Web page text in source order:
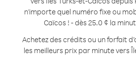
n'importe quel numéro fixe ou
Caïcos ! - dès 25.0 ¢ la
Achetez des crédits ou un forfait
les meilleurs prix par minute vers